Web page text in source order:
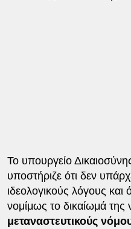
Το υπουργείο
υποστήριζε ότι δεν
ιδεολογικούς λόγους και
νομίμως το δικαίωμά της
μεταναστευτικούς